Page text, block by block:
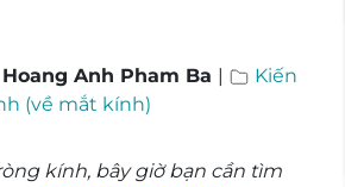
Hoang Anh Pham Ba |
Kiến
(về mắt kính)
kính, bây giờ bạn cần tìm